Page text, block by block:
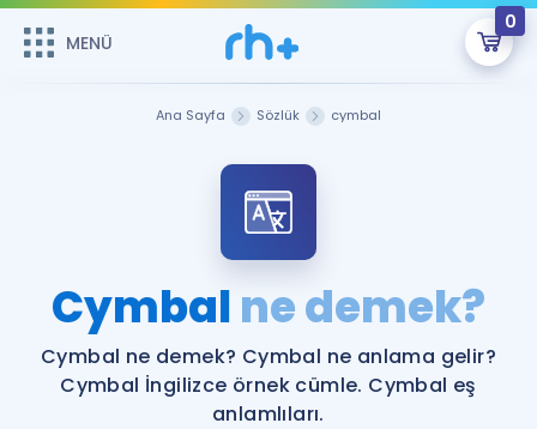
MENÜ
0
ÜYE DEĞİLİM
Sepetin Şu An Boş.
Remzi Hoca ile seni sınava hazırlayacak onlarca eğitim seni
bekliyor!
MENÜ
Katılımcı Görüşleri
Faydalı Araçlar
Ana Sayfa Sözlük cymbal
Cymbalne demek?
Cymbal ne demek? Cymbal ne anlama gelir?
Cymbal İngilizce örnek cümle. Cymbal eş
anlamlıları.